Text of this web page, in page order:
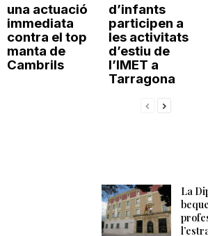
una actuació
immediata
contra el top
manta de
Cambrils
d’infants
participen a
les activitats
d’estiu de
l’IMET a
Tarragona